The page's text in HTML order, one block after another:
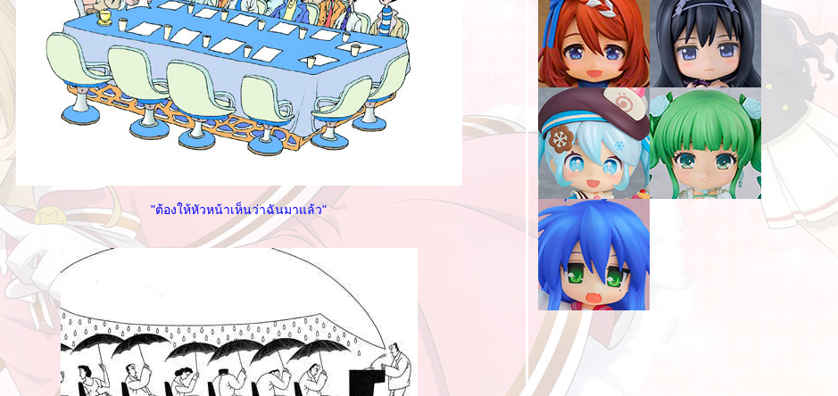
"ต้องให้หัวหน้าเห็นว่าฉันมาแล้ว"